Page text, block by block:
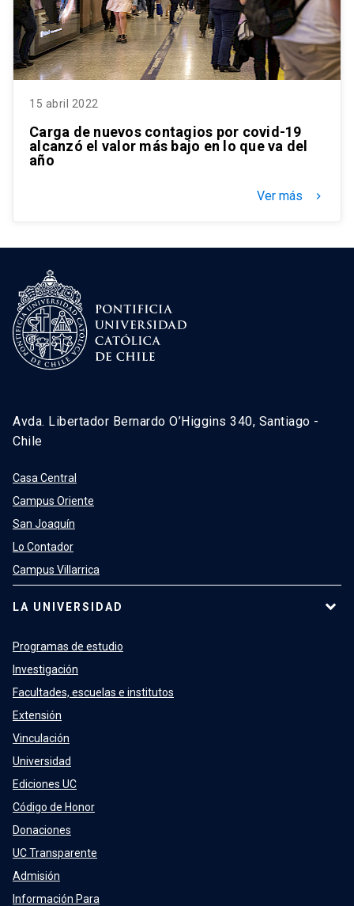
15 abril 2022
Carga de nuevos contagios por covid-19
alcanzó el valor más bajo en lo que va del
año
Ver más keyboard_arrow_right
Avda. Libertador Bernardo O’Higgins 340, Santiago -
Chile
Casa Central
Campus Oriente
San Joaquín
Lo Contador
Campus Villarrica
LA UNIVERSIDAD
Programas de estudio
Investigación
Facultades, escuelas e institutos
Extensión
Vinculación
Universidad
Ediciones UC
Código de Honor
Donaciones
UC Transparente
Admisión
Información Para